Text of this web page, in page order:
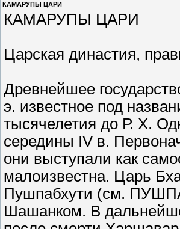
КАМАРУПЫ ЦАРИ
КАМАРУПЫ ЦАРИ
Царская династия,
Древнейшее
э. известное под
тысячелетия до Р. Х.
середины IV в.
они выступали как
малоизвестна. Царь
Пушпабхути (см.
Шашанком. В